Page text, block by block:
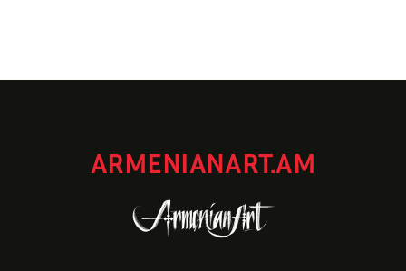
ARMENIANART.AM